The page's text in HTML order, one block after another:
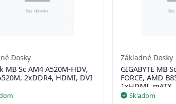
Dosky
MB Sc AM4 A520M-HDV,
2xDDR4, HDMI, DVI
Základné Dosky
GIGABYTE MB
FORCE, AMD
1xHDMI, mATX
Skladom